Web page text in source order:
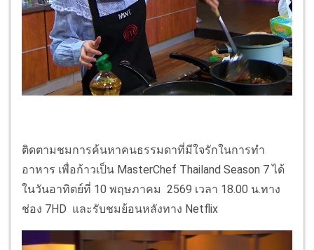
ติดตามชมการค้นหาคนธรรมดาที่มีใจรักในการทำ
อาหาร เพื่อก้าวเป็น MasterChef Thailand Season 7 ได้
ในวันอาทิตย์ที่ 10 พฤษภาคม 2569 เวลา 18.00 น.ทาง
ช่อง 7HD และรับชมย้อนหลังทาง Netflix